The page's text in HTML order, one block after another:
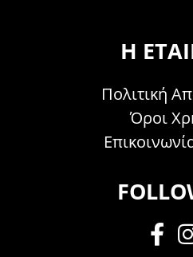
Η
Πολιτική
Όροι